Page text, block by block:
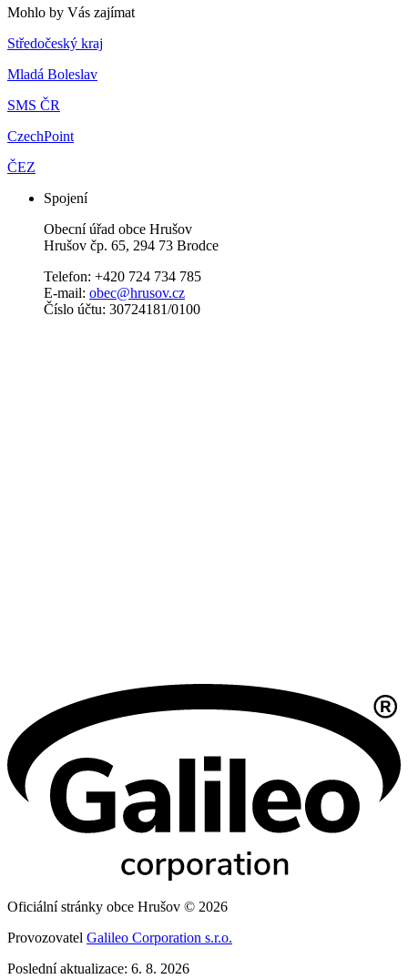
Mohlo by Vás zajímat
Středočeský kraj
Mladá Boleslav
SMS ČR
CzechPoint
ČEZ
Spojení
Obecní úřad obce Hrušov
Hrušov čp. 65, 294 73 Brodce
Telefon: +420 724 734 785
E-mail: obec@hrusov.cz
Číslo účtu: 30724181/0100
Oficiální stránky obce Hrušov © 2026
Provozovatel Galileo Corporation s.r.o.
Poslední aktualizace: 6. 8. 2026